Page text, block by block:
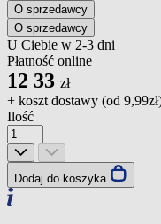
O sprzedawcy
O sprzedawcy
U Ciebie w 2-3 dni
Płatność online
12 33 zł
+ koszt dostawy (od 9,99zł
Ilość
Dodaj do koszyka